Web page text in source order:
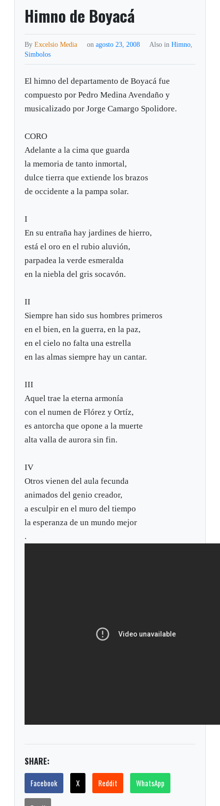
Himno de Boyacá
ByExcelsio Media on agosto 23, 2008 Also in Himno,
Simbolos
El himno del departamento de Boyacá fue
compuesto por Pedro Medina Avendaño y
musicalizado por Jorge Camargo Spolidore.
CORO
Adelante a la cima que guarda
la memoria de tanto inmortal,
dulce tierra que extiende los brazos
de occidente a la pampa solar.
I
En su entraña hay jardines de hierro,
está el oro en el rubio aluvión,
parpadea la verde esmeralda
en la niebla del gris socavón.
II
Siempre han sido sus hombres primeros
en el bien, en la guerra, en la paz,
en el cielo no falta una estrella
en las almas siempre hay un cantar.
III
Aquel trae la eterna armonía
con el numen de Flórez y Ortíz,
es antorcha que opone a la muerte
alta valla de aurora sin fin.
IV
Otros vienen del aula fecunda
animados del genio creador,
a esculpir en el muro del tiempo
la esperanza de un mundo mejor
.
SHARE:
Facebook X Reddit WhatsApp